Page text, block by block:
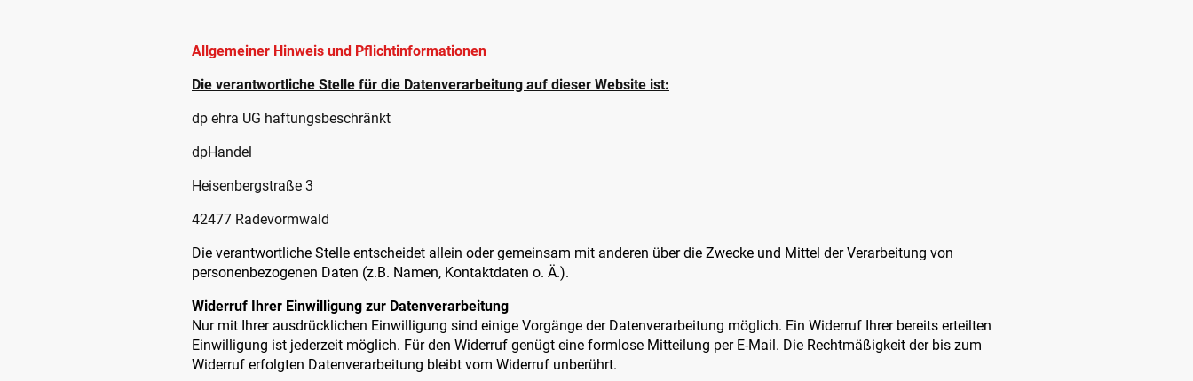
Allgemeiner Hinweis und Pflichtinformationen
Die verantwortliche Stelle für die Datenverarbeitung auf dieser Website ist:
dp ehra UG haftungsbeschränkt
dpHandel
Heisenbergstraße 3
42477 Radevormwald
Die verantwortliche Stelle entscheidet allein oder gemeinsam mit anderen über die Zwecke und Mittel der Verarbeitung von
personenbezogenen Daten (z.B. Namen, Kontaktdaten o. Ä.).
Widerruf Ihrer Einwilligung zur Datenverarbeitung
Nur mit Ihrer ausdrücklichen Einwilligung sind einige Vorgänge der Datenverarbeitung möglich. Ein Widerruf Ihrer bereits erteilten
Einwilligung ist jederzeit möglich. Für den Widerruf genügt eine formlose Mitteilung per E-Mail. Die Rechtmäßigkeit der bis zum
Widerruf erfolgten Datenverarbeitung bleibt vom Widerruf unberührt.